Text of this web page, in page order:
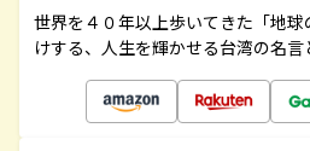
世界を４０年以上歩いてきた「地
けする、人生を輝かせる台湾の名